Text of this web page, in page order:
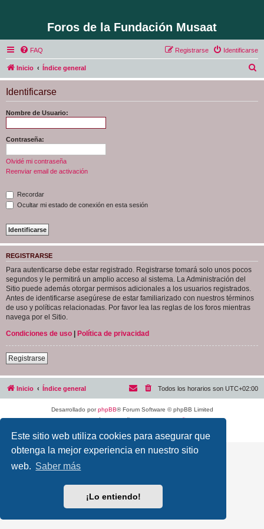
Este sitio web utiliza cookies para asegurar que
obtenga la mejor experiencia en nuestro sitio
web. Saber más
¡Lo entiendo!
Foros de la Fundación Musaat
FAQ Identificarse
Registrarse
Inicio Índice general
u
Identificarse
Nombre de Usuario:
Contraseña:
Olvidé mi contraseña
Reenviar email de activación
Recordar
Ocultar mi estado de conexión en esta sesión
REGISTRARSE
Para autenticarse debe estar registrado. Registrarse tomará solo unos pocos
segundos y le permitirá un amplio acceso al sistema. La Administración del
Sitio puede además otorgar permisos adicionales a los usuarios registrados.
Antes de identificarse asegúrese de estar familiarizado con nuestros términos
de uso y políticas relacionadas. Por favor lea las reglas de los foros mientras
navega por el Sitio.
Condiciones de uso | Política de privacidad
Registrarse
Inicio Índice general Todos los horarios son UTC+02:00
Desarrollado porphpBB® Forum Software © phpBB Limited
Traducción al español porphpBB España